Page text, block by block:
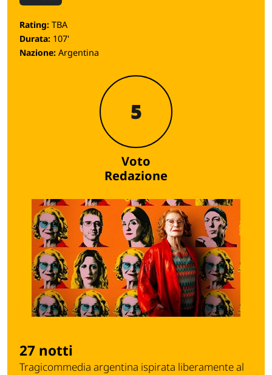
Rating: TBA
Durata: 107'
Nazione: Argentina
5
Voto
Redazione
27 notti
Tragicommedia argentina ispirata liberamente al